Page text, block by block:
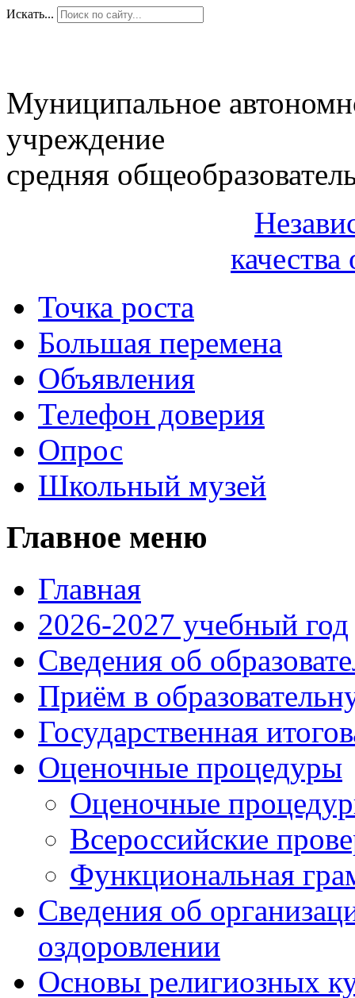
Искать...
Муниципальное
учреждение
средняя
качества
Точка роста
Большая перемена
Объявления
Телефон доверия
Опрос
Школьный музей
Главное меню
Главная
2026-2027 учебный год
Сведения об
Приём в
Государственная
Оценочные процедуры
Оценочные
Всероссийские
Функциональная
Сведения об
оздоровлении
Основы религиозных